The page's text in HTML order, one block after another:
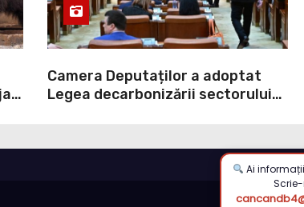
Camera Deputaților a adoptat
Legea decarbonizării sectorului
Ai